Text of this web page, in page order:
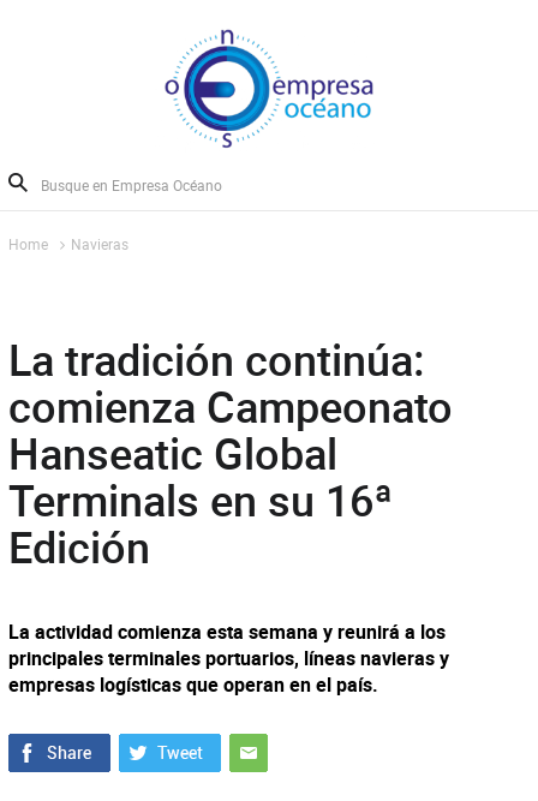
Home Navieras
La tradición continúa:
comienza Campeonato
Hanseatic Global
Terminals en su 16ª
Edición
La actividad comienza esta semana y reunirá a los
principales terminales portuarios, líneas navieras y
empresas logísticas que operan en el país.